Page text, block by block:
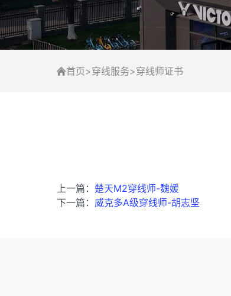
首页>穿线服务>穿线师证书
上一篇： 楚天M2穿线师-魏媛
下一篇： 威克多A级穿线师-胡志坚